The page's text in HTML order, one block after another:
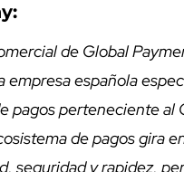
de Global
empresa española
pagos perteneciente al
de pagos gira
seguridad y rapidez,